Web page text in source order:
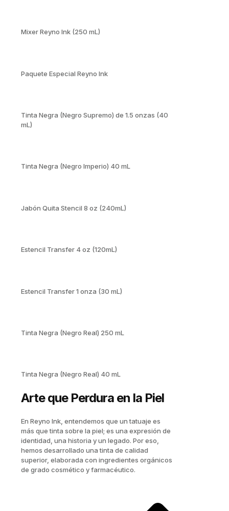
Mixer Reyno Ink (250 mL)
Paquete Especial Reyno Ink
Tinta Negra (Negro Supremo) de 1.5 onzas (40
mL)
Tinta Negra (Negro Imperio) 40 mL
Jabón Quita Stencil 8 oz (240mL)
Estencil Transfer 4 oz (120mL)
Estencil Transfer 1 onza (30 mL)
Tinta Negra (Negro Real) 250 mL
Tinta Negra (Negro Real) 40 mL
Arte que Perdura en la Piel
En Reyno Ink, entendemos que un tatuaje es
más que tinta sobre la piel; es una expresión de
identidad, una historia y un legado. Por eso,
hemos desarrollado una tinta de calidad
superior, elaborada con ingredientes orgánicos
de grado cosmético y farmacéutico.